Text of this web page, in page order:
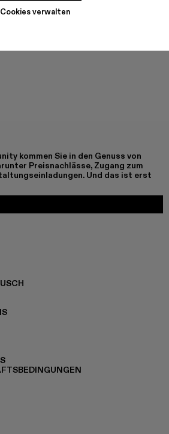
Cookies verwalten
kommen Sie in den Genuss von
Preisnachlässe, Zugang zum
Und das ist erst